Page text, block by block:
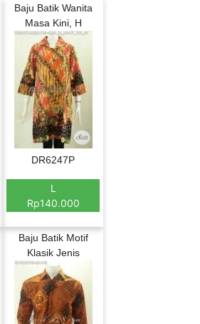
Baju Batik Wanita
Masa Kini, H
DR6247P
L
Rp140.000
Baju Batik Motif
Klasik Jenis